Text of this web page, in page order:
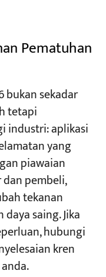
Pematuhan
bukan sekadar
tetapi
industri: aplikasi
yang
piawaian
pembeli,
tekanan
saing. Jika
hubungi
kren